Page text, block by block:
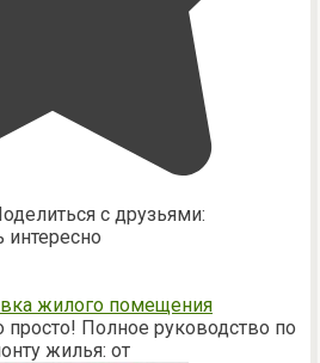
с друзьями:
жилого помещения
Полное руководство по
жилья: от